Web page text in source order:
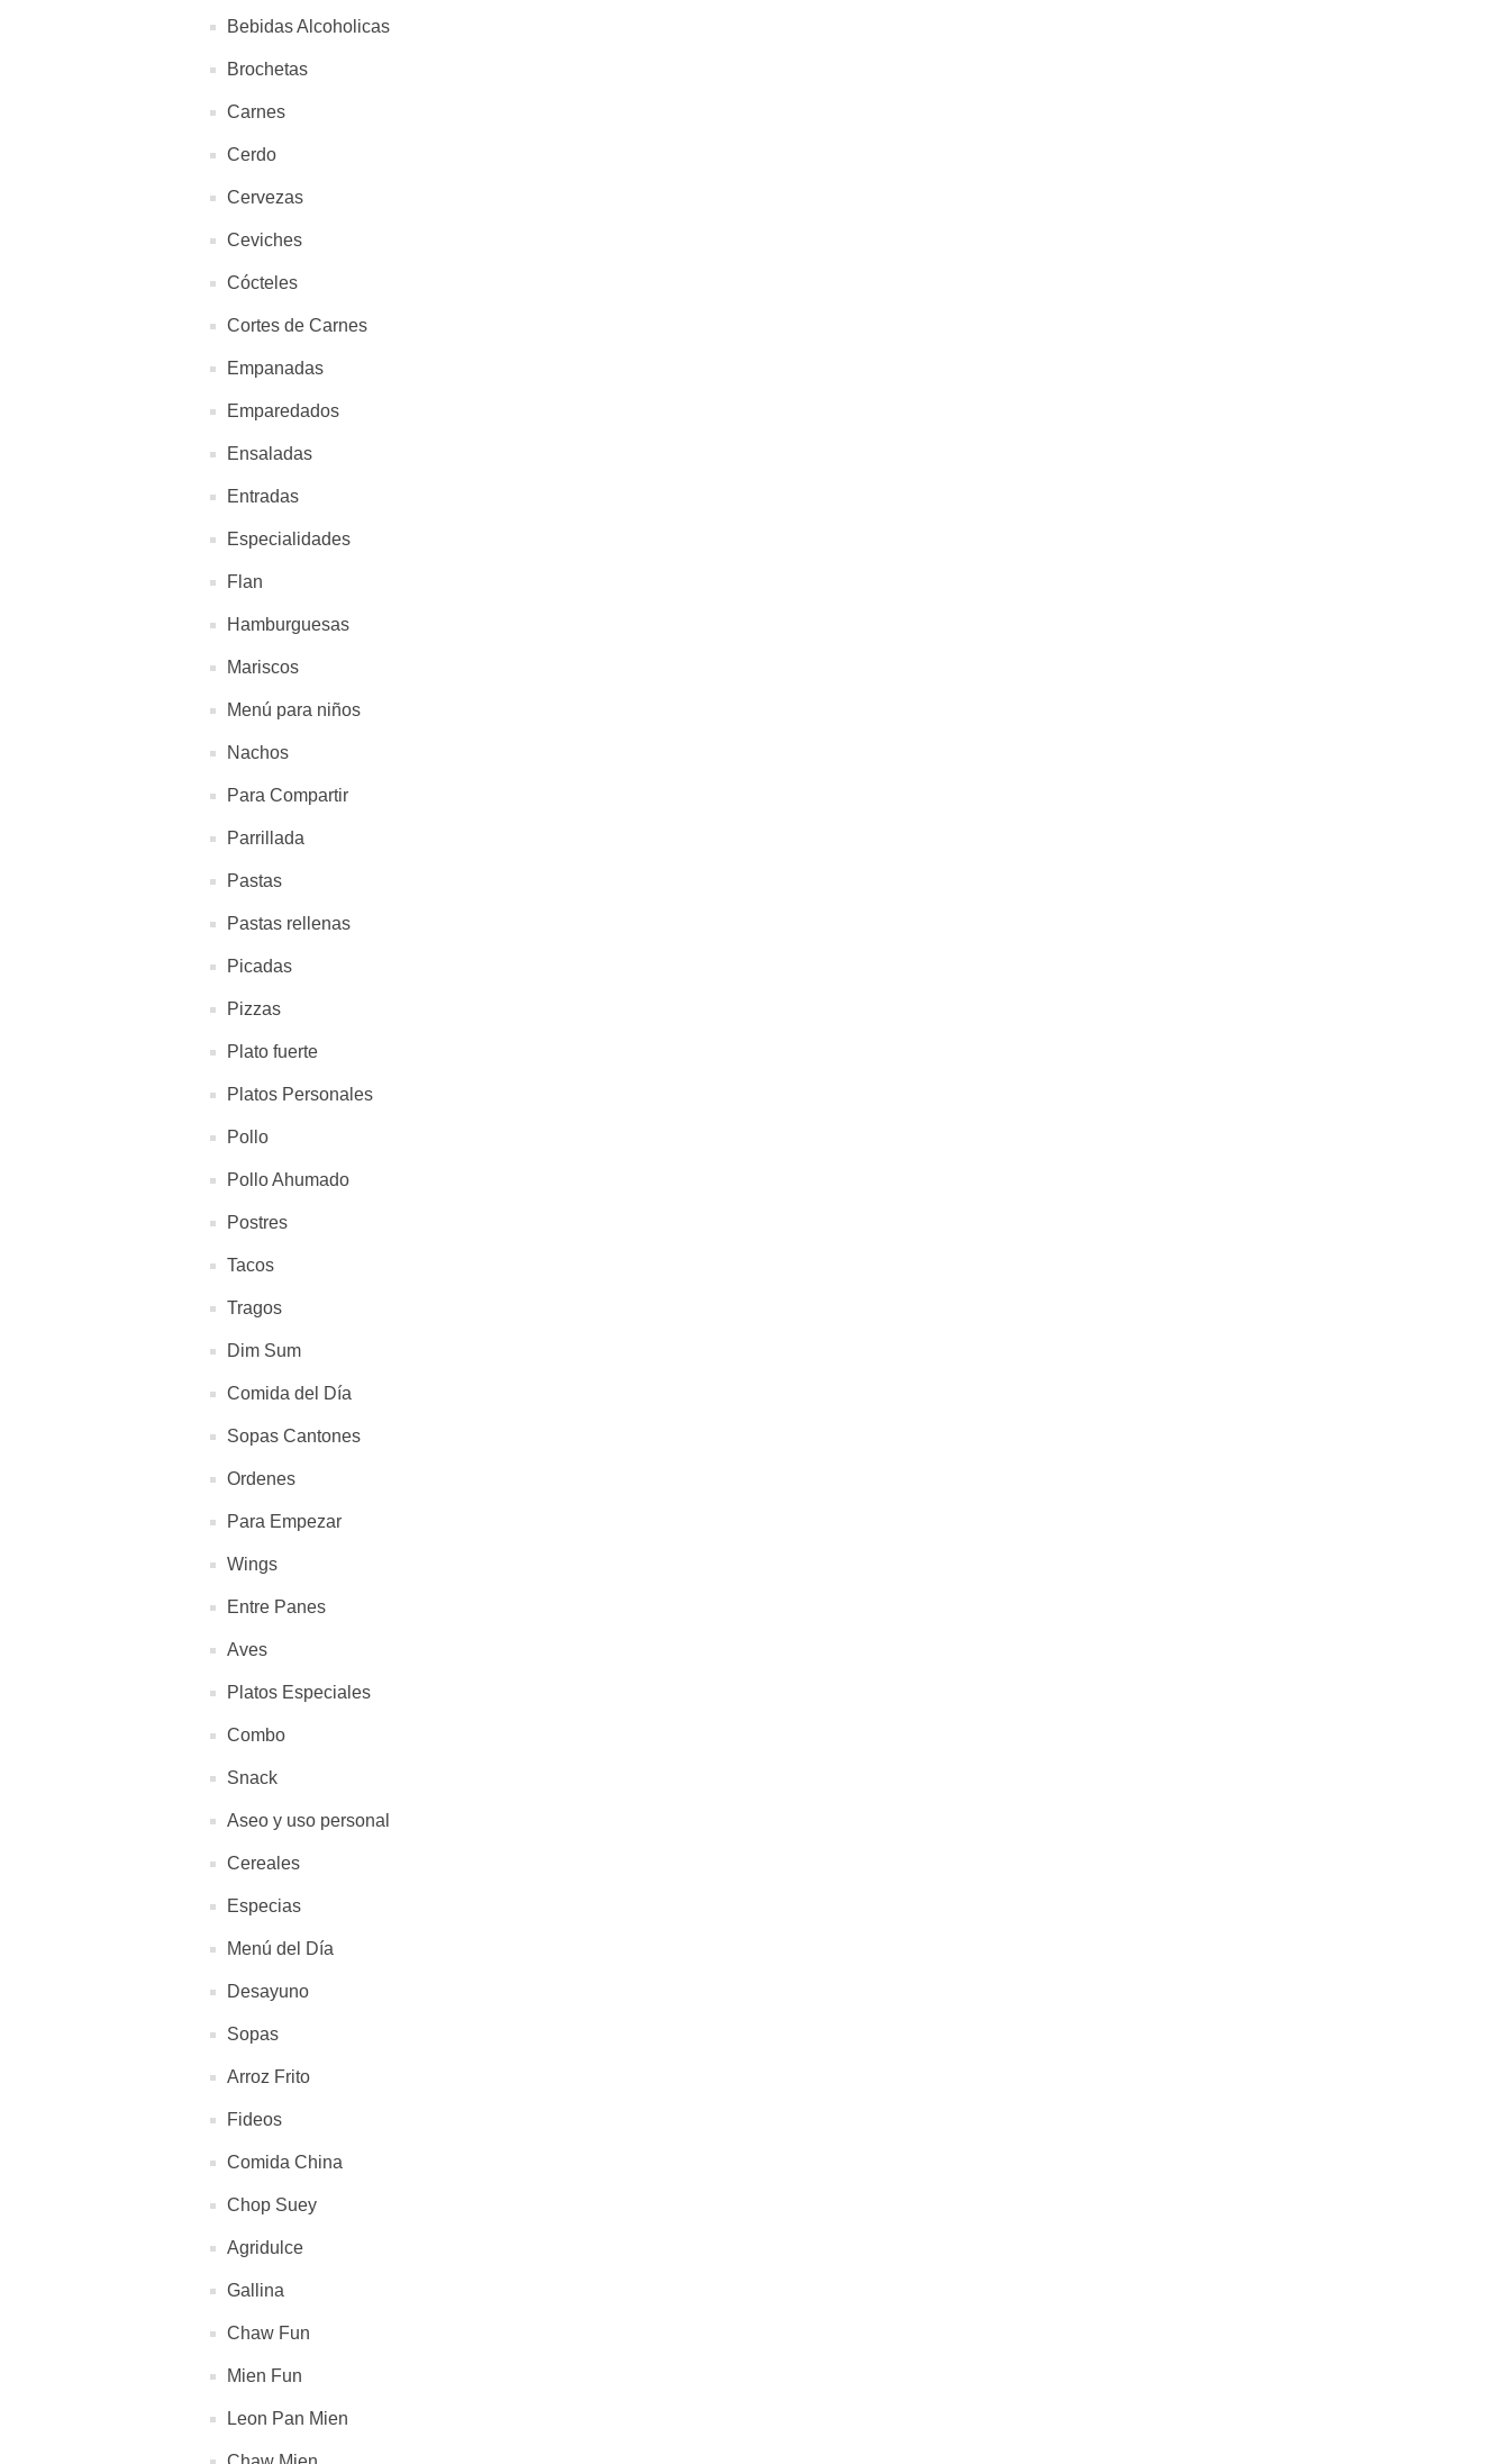
Bebidas Alcoholicas
Brochetas
Carnes
Cerdo
Cervezas
Ceviches
Cócteles
Cortes de Carnes
Empanadas
Emparedados
Ensaladas
Entradas
Especialidades
Flan
Hamburguesas
Mariscos
Menú para niños
Nachos
Para Compartir
Parrillada
Pastas
Pastas rellenas
Picadas
Pizzas
Plato fuerte
Platos Personales
Pollo
Pollo Ahumado
Postres
Tacos
Tragos
Dim Sum
Comida del Día
Sopas Cantones
Ordenes
Para Empezar
Wings
Entre Panes
Aves
Platos Especiales
Combo
Snack
Aseo y uso personal
Cereales
Especias
Menú del Día
Desayuno
Sopas
Arroz Frito
Fideos
Comida China
Chop Suey
Agridulce
Gallina
Chaw Fun
Mien Fun
Leon Pan Mien